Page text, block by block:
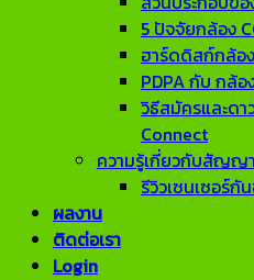
5 ปัจจัยกล้อง
ฮาร์ดดิสก์กล้อ
PDPA กับ กล้อ
วิธีสมัครและด
Connect
ความรู้เกี่ยวกับสัญญ
รีวิวเซนเซอร์กั
ผลงาน
ติดต่อเรา
Login